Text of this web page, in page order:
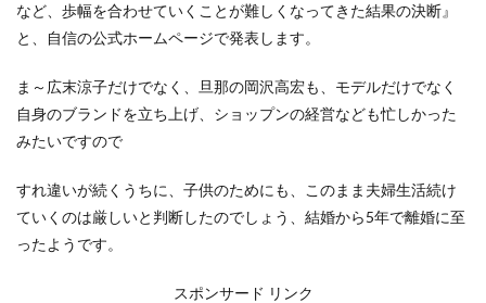
など、歩幅を合わせていくことが難しくなってきた結果の決断』
と、自信の公式ホームページで発表します。
ま～広末涼子だけでなく、旦那の岡沢高宏も、モデルだけでなく
自身のブランドを立ち上げ、ショップンの経営なども忙しかった
みたいですので
すれ違いが続くうちに、子供のためにも、このまま夫婦生活続け
ていくのは厳しいと判断したのでしょう、結婚から5年で離婚に至
ったようです。
スポンサード リンク